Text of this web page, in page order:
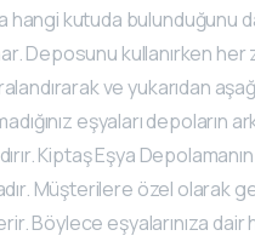
kutuda bulunduğunu
Deposunu kullanırken her
ve yukarıdan
eşyaları depoların
Kiptaş Eşya Depolamanın
Müşterilere özel olarak
Böylece eşyalarınıza